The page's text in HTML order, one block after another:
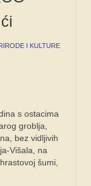
I KULTURE
s ostacima
groblja,
bez vidljivih
Višala, na
šumi,